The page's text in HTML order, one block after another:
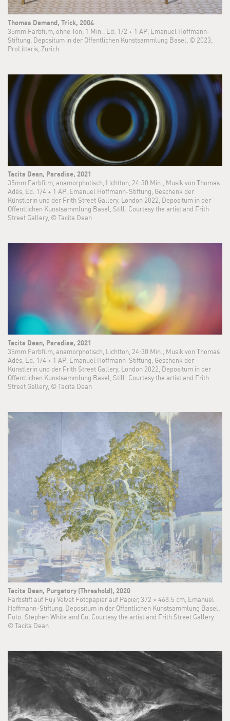
Thomas Demand, Trick, 2004
35mm Farbfilm, ohne Ton, 1 Min., Ed. 1/2 + 1 AP, Emanuel Hoffmann-
Stiftung, Depositum in der Öffentlichen Kunstsammlung Basel, © 2023,
ProLitteris, Zurich
Tacita Dean, Paradise, 2021
35mm Farbfilm, anamorphotisch, Lichtton, 24:30 Min., Musik von Thomas
Adès, Ed. 1/4 + 1 AP, Emanuel Hoffmann-Stiftung, Geschenk der
Künstlerin und der Frith Street Gallery, London 2022, Depositum in der
Öffentlichen Kunstsammlung Basel, Still: Courtesy the artist and Frith
Street Gallery, © Tacita Dean
Tacita Dean, Paradise, 2021
35mm Farbfilm, anamorphotisch, Lichtton, 24:30 Min., Musik von Thomas
Adès, Ed. 1/4 + 1 AP, Emanuel Hoffmann-Stiftung, Geschenk der
Künstlerin und der Frith Street Gallery, London 2022, Depositum in der
Öffentlichen Kunstsammlung Basel, Still: Courtesy the artist and Frith
Street Gallery, © Tacita Dean
Tacita Dean, Purgatory (Threshold), 2020
Farbstift auf Fuji Velvet Fotopapier auf Papier, 372 × 468.5 cm, Emanuel
Hoffmann-Stiftung, Depositum in der Öffentlichen Kunstsammlung Basel,
Foto: Stephen White and Co, Courtesy the artist and Frith Street Gallery
© Tacita Dean